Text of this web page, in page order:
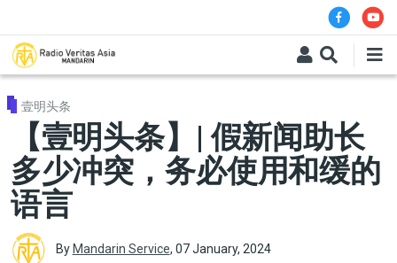
壹明头条
【壹明头条】| 假新闻助长
多少冲突，务必使用和缓的
语言
By Mandarin Service, 07 January, 2024